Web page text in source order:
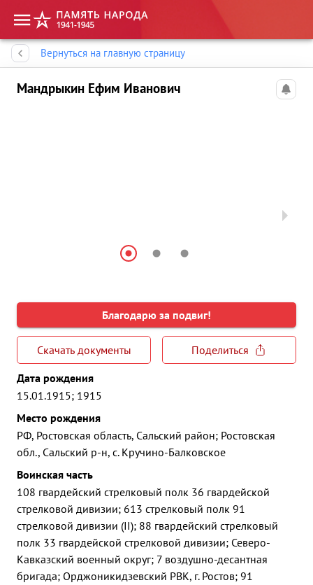
Вернуться на главную страницу
Мандрыкин Ефим Иванович
Благодарю за подвиг!
Скачать документы
Поделиться
Дата рождения
15.01.1915; 1915
Место рождения
РФ, Ростовская область, Сальский район; Ростовская
обл., Сальский р-н, с. Кручино-Балковское
Воинская часть
108 гвардейский стрелковый полк 36 гвардейской
стрелковой дивизии; 613 стрелковый полк 91
стрелковой дивизии (II); 88 гвардейский стрелковый
полк 33 гвардейской стрелковой дивизии; Северо-
Кавказский военный округ; 7 воздушно-десантная
бригада; Орджоникидзевский РВК, г. Ростов; 91
Память народа